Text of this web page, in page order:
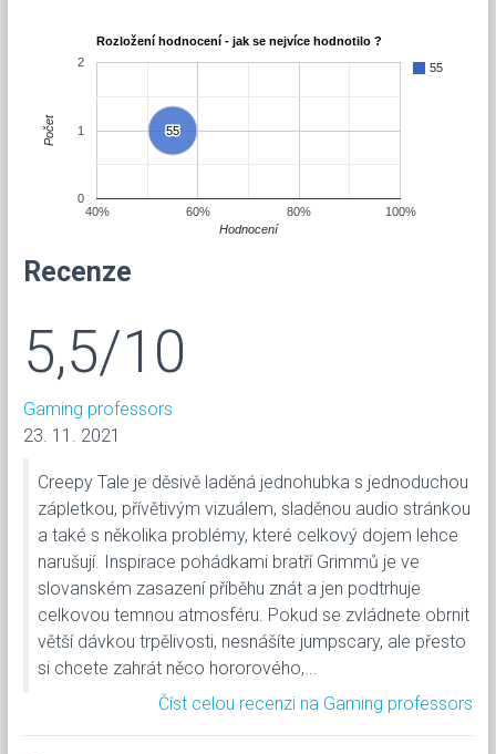
Rozložení hodnocení - jak se nejvíce hodnotilo ?
55
55
55
40% 60% 80% 100%
0
1
2
Hodnocení
Počet
Recenze
5,5/10
Gaming professors
23. 11. 2021
Creepy Tale je děsivě laděná jednohubka s jednoduchou
zápletkou, přívětivým vizuálem, sladěnou audio stránkou
a také s několika problémy, které celkový dojem lehce
narušují. Inspirace pohádkami bratří Grimmů je ve
slovanském zasazení příběhu znát a jen podtrhuje
celkovou temnou atmosféru. Pokud se zvládnete obrnit
větší dávkou trpělivosti, nesnášíte jumpscary, ale přesto
si chcete zahrát něco hororového,...
Číst celou recenzi na Gaming professors